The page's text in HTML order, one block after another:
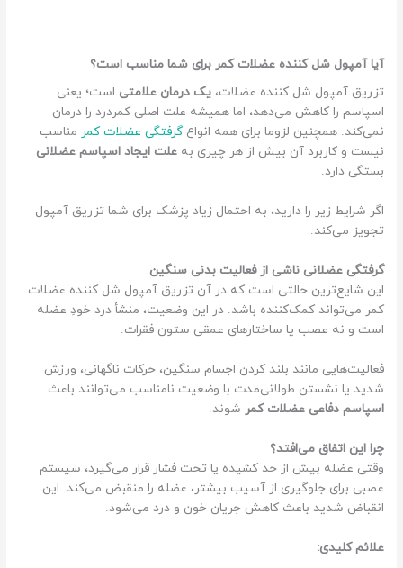
آیا آمپول شل کننده عضلات کمر برای شما مناسب است؟
تزریق آمپول شل کننده عضلات،یک درمان علامتی است؛ یعنی
اسپاسم را کاهش می‌دهد، اما همیشه علت اصلی کمردرد را درمان
نمی‌کند. همچنین لزوما برای همه انواعگرفتگی عضلات کمر مناسب
نیست و کاربرد آن بیش از هر چیزی بهعلت ایجاد اسپاسم عضلانی
بستگی دارد.
اگر شرایط زیر را دارید، به احتمال زیاد پزشک برای شما تزریق آمپول
تجویز می‌کند.
گرفتگی عضلانی ناشی از فعالیت بدنی سنگین
این شایع‌ترین حالتی است که در آن تزریق آمپول شل کننده عضلات
کمر می‌تواند کمک‌کننده باشد. در این وضعیت، منشأ درد خودِ عضله
است و نه عصب یا ساختارهای عمقی ستون فقرات.
فعالیت‌هایی مانند بلند کردن اجسام سنگین، حرکات ناگهانی، ورزش
شدید یا نشستن طولانی‌مدت با وضعیت نامناسب می‌توانند باعث
اسپاسم دفاعی عضلات کمر شوند.
چرا این اتفاق می‌افتد؟
وقتی عضله بیش از حد کشیده یا تحت فشار قرار می‌گیرد، سیستم
عصبی برای جلوگیری از آسیب بیشتر، عضله را منقبض می‌کند. این
انقباض شدید باعث کاهش جریان خون و درد می‌شود.
علائم کلیدی: